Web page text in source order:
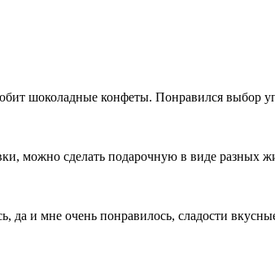
шоколадные конфеты. Понравился выбор
можно сделать подарочную в виде
да и мне очень понравилось, сладости